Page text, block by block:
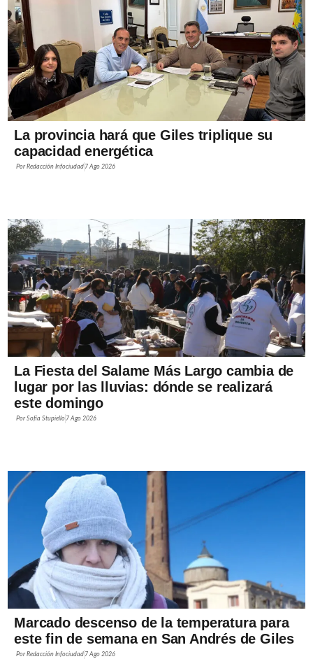
La provincia hará que Giles triplique su
capacidad energética
PorRedacción Infociudad 7 Ago 2026
La Fiesta del Salame Más Largo cambia de
lugar por las lluvias: dónde se realizará
este domingo
PorSofía Stupiello 7 Ago 2026
Marcado descenso de la temperatura para
este fin de semana en San Andrés de Giles
PorRedacción Infociudad 7 Ago 2026